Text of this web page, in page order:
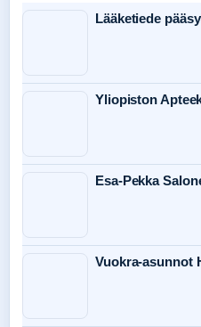
Lääketiede
Yliopiston
Esa-Pekka
Vuokra-asunnot